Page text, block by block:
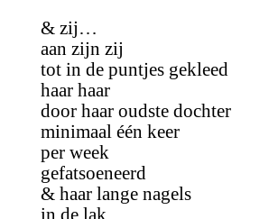
& zij…
aan zijn zij
tot in de puntjes gekleed
haar haar
door haar oudste dochter
minimaal één keer
per week
gefatsoeneerd
& haar lange nagels
in de lak